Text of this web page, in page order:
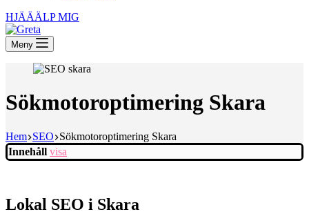
HJÄÄÄLP MIG
Meny
Sökmotoroptimering Skara
Hem SEO Sökmotoroptimering Skara
Innehåll visa
Lokal SEO i Skara